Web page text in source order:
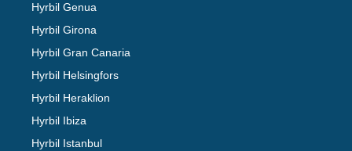
Hyrbil Genua
Hyrbil Girona
Hyrbil Gran Canaria
Hyrbil Helsingfors
Hyrbil Heraklion
Hyrbil Ibiza
Hyrbil Istanbul